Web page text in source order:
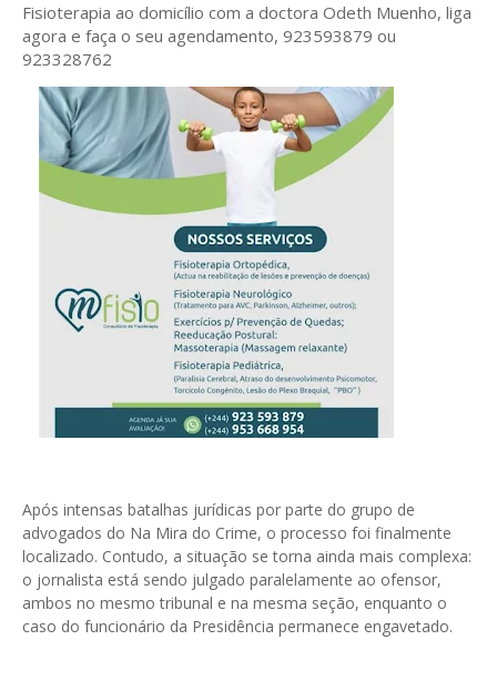
Fisioterapia ao domicílio com a doctora Odeth Muenho, liga
agora e faça o seu agendamento, 923593879 ou
923328762
Após intensas batalhas jurídicas por parte do grupo de
advogados do Na Mira do Crime, o processo foi finalmente
localizado. Contudo, a situação se torna ainda mais complexa:
o jornalista está sendo julgado paralelamente ao ofensor,
ambos no mesmo tribunal e na mesma seção, enquanto o
caso do funcionário da Presidência permanece engavetado.